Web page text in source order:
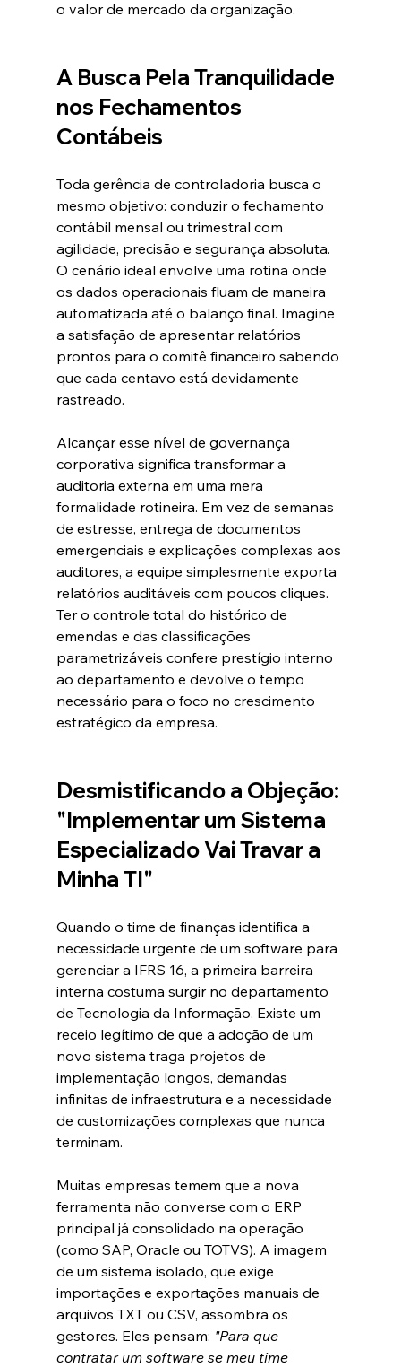
o valor de mercado da organização.
A Busca Pela Tranquilidade
nos Fechamentos
Contábeis
Toda gerência de controladoria busca o
mesmo objetivo: conduzir o fechamento
contábil mensal ou trimestral com
agilidade, precisão e segurança absoluta.
O cenário ideal envolve uma rotina onde
os dados operacionais fluam de maneira
automatizada até o balanço final. Imagine
a satisfação de apresentar relatórios
prontos para o comitê financeiro sabendo
que cada centavo está devidamente
rastreado.
Alcançar esse nível de governança
corporativa significa transformar a
auditoria externa em uma mera
formalidade rotineira. Em vez de semanas
de estresse, entrega de documentos
emergenciais e explicações complexas aos
auditores, a equipe simplesmente exporta
relatórios auditáveis com poucos cliques.
Ter o controle total do histórico de
emendas e das classificações
parametrizáveis confere prestígio interno
ao departamento e devolve o tempo
necessário para o foco no crescimento
estratégico da empresa.
Desmistificando a Objeção:
"Implementar um Sistema
Especializado Vai Travar a
Minha TI"
Quando o time de finanças identifica a
necessidade urgente de um software para
gerenciar a IFRS 16, a primeira barreira
interna costuma surgir no departamento
de Tecnologia da Informação. Existe um
receio legítimo de que a adoção de um
novo sistema traga projetos de
implementação longos, demandas
infinitas de infraestrutura e a necessidade
de customizações complexas que nunca
terminam.
Muitas empresas temem que a nova
ferramenta não converse com o ERP
principal já consolidado na operação
(como SAP, Oracle ou TOTVS). A imagem
de um sistema isolado, que exige
importações e exportações manuais de
arquivos TXT ou CSV, assombra os
gestores. Eles pensam: "Para que
contratar um software se meu time